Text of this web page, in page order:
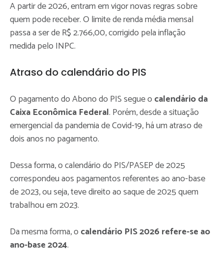
A partir de 2026, entram em vigor novas regras sobre
quem pode receber. O limite de renda média mensal
passa a ser de R$ 2.766,00, corrigido pela inflação
medida pelo INPC.
Atraso do calendário do PIS
O pagamento do Abono do PIS segue o calendário da
Caixa Econômica Federal. Porém, desde a situação
emergencial da pandemia de Covid-19, há um atraso de
dois anos no pagamento.
Dessa forma, o calendário do PIS/PASEP de 2025
correspondeu aos pagamentos referentes ao ano-base
de 2023, ou seja, teve direito ao saque de 2025 quem
trabalhou em 2023.
Da mesma forma, o calendário PIS 2026 refere-se ao
ano-base 2024.